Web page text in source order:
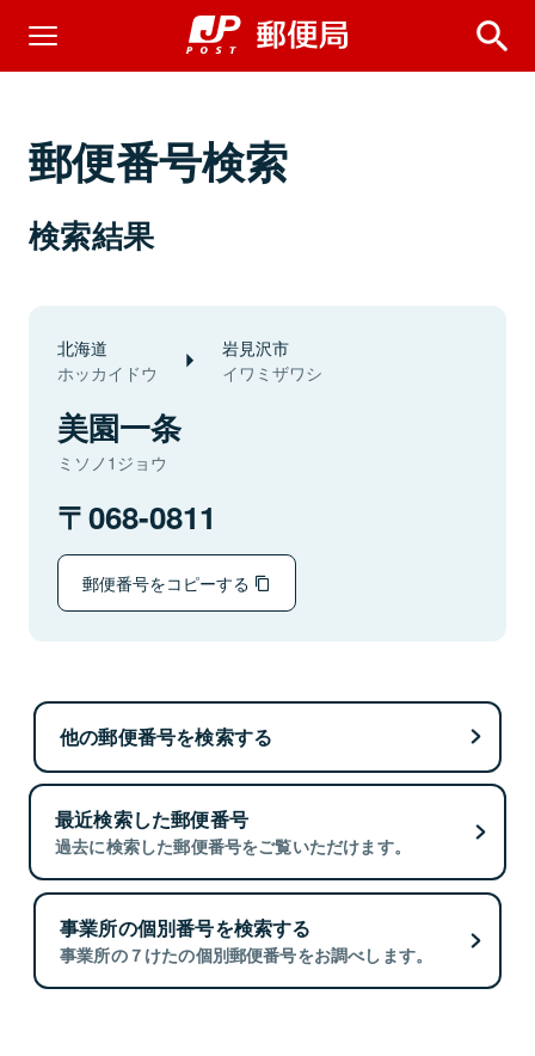
郵便番号検索
検索結果
北海道
ホッカイドウ
岩見沢市
イワミザワシ
美園一条
ミソノ1ジョウ
068-0811
郵便番号をコピーする
他の郵便番号を検索する
最近検索した郵便番号
過去に検索した郵便番号をご覧いただけます。
事業所の個別番号を検索する
事業所の７けたの個別郵便番号をお調べします。